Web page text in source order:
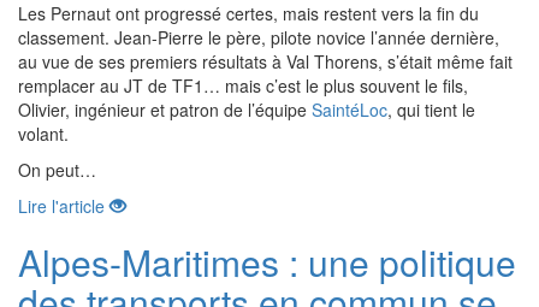
Les Pernaut ont progressé certes, mais restent vers la fin du
classement. Jean-Pierre le père, pilote novice l’année dernière,
au vue de ses premiers résultats à Val Thorens, s’était même fait
remplacer au JT de TF1… mais c’est le plus souvent le fils,
Olivier, ingénieur et patron de l’équipe SaintéLoc, qui tient le
volant.
On peut…
Lire l'article
Alpes-Maritimes : une politique